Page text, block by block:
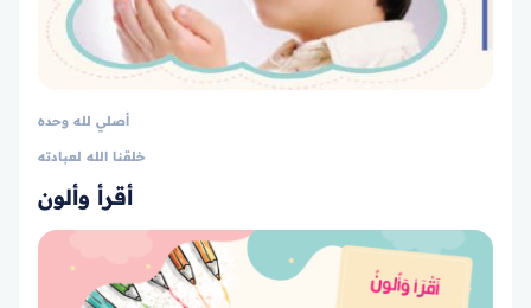
أصلي لله وحده
خلقنا الله لعبادته
أقرأ وألون